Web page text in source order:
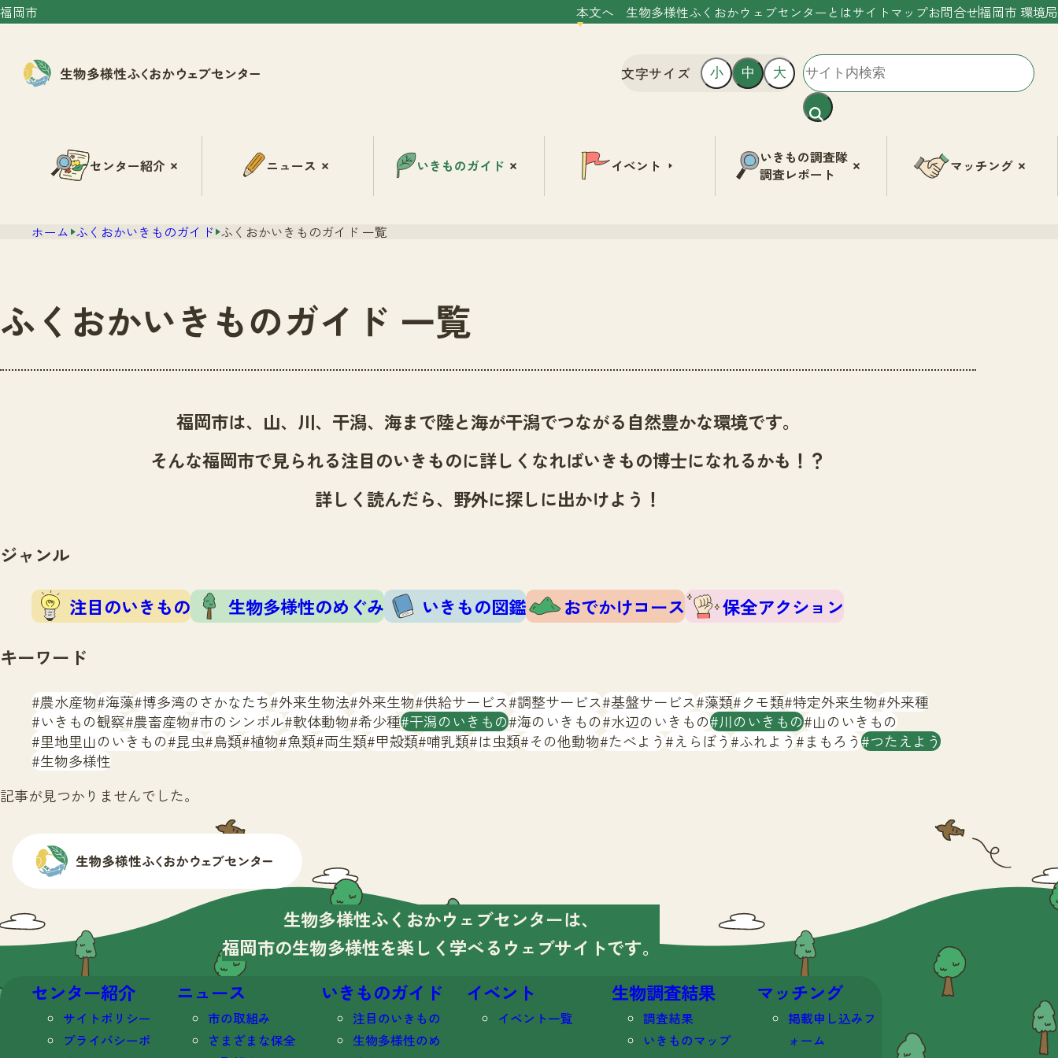
福岡市 本文へ 生物多様性ふくおかウェブセンターとはサイトマップお問合せ福岡市 環境局
文字サイズ 小 中 大
センター紹介 ニュース いきものガイド イベント
いきもの調査隊
調査レポート
マッチング
ホーム ふくおかいきものガイド ふくおかいきものガイド 一覧
ふくおかいきものガイド 一覧
福岡市は、山、川、干潟、海まで陸と海が干潟でつながる自然豊かな環境です。
そんな福岡市で見られる注目のいきものに詳しくなればいきもの博士になれるかも！？
詳しく読んだら、野外に探しに出かけよう！
ジャンル
注目のいきもの 生物多様性のめぐみ いきもの図鑑 おでかけコース
保全アクション
キーワード
農水産物 海藻 博多湾のさかなたち 外来生物法 外来生物 供給サービス 調整サービス 基盤サービス 藻類 クモ類 特定外来生物 外来種
いきもの観察 農畜産物 市のシンボル 軟体動物 希少種 干潟のいきもの 海のいきもの 水辺のいきもの 川のいきもの 山のいきもの
里地里山のいきもの 昆虫 鳥類 植物 魚類 両生類 甲殻類 哺乳類 は虫類 その他動物 たべよう えらぼう ふれよう まもろう つたえよう
生物多様性
記事が見つかりませんでした。
生物多様性ふくおかウェブセンターは、
福岡市の生物多様性を楽しく学べる ウェブサイトです。
センター紹介
サイトポリシー
プライバシーポ
ニュース
市の取組み
さまざまな保全
いきものガイド
注目のいきもの
生物多様性のめ
イベント
イベント一覧
生物調査結果
調査結果
いきものマップ
マッチング
掲載申し込みフ
ォーム